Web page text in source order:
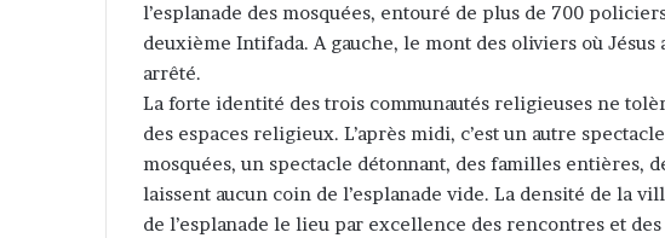
l’esplanade des mosquées, entouré de plus de 700
deuxième Intifada. A gauche, le mont des oliviers où Jésus
arrêté.
La forte identité des trois communautés religieuses ne
des espaces religieux. L’après midi, c’est un autre
mosquées, un spectacle détonnant, des familles entières,
laissent aucun coin de l’esplanade vide. La densité de la
de l’esplanade le lieu par excellence des rencontres et